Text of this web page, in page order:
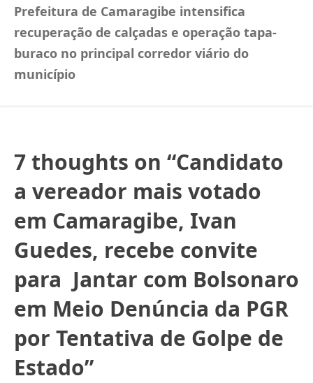
Prefeitura de Camaragibe intensifica
recuperação de calçadas e operação tapa-
buraco no principal corredor viário do
município
7 thoughts on “Candidato
a vereador mais votado
em Camaragibe, Ivan
Guedes, recebe convite
para Jantar com Bolsonaro
em Meio Denúncia da PGR
por Tentativa de Golpe de
Estado”